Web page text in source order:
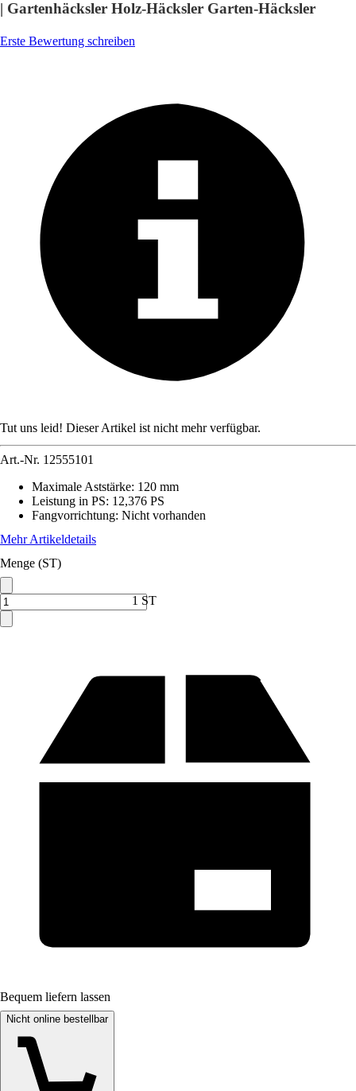
| Gartenhäcksler Holz-Häcksler Garten-Häcksler
Erste Bewertung schreiben
Tut uns leid! Dieser Artikel ist nicht mehr verfügbar.
Art.-Nr. 12555101
Maximale Aststärke: 120 mm
Leistung in PS: 12,376 PS
Fangvorrichtung: Nicht vorhanden
Mehr Artikeldetails
Menge (ST)
1 ST
Bequem liefern lassen
Nicht online bestellbar